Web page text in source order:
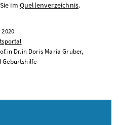
im Quellenverzeichnis.
Dr.in Doris Maria Gruber,
Geburtshilfe